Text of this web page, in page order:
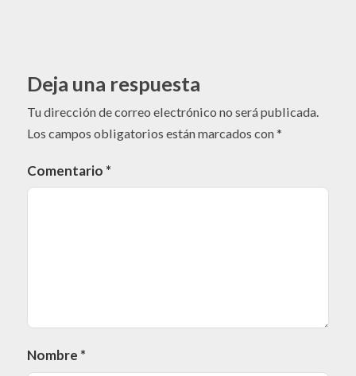
Deja una respuesta
Tu dirección de correo electrónico no será publicada.
Los campos obligatorios están marcados con*
Comentario *
Nombre *